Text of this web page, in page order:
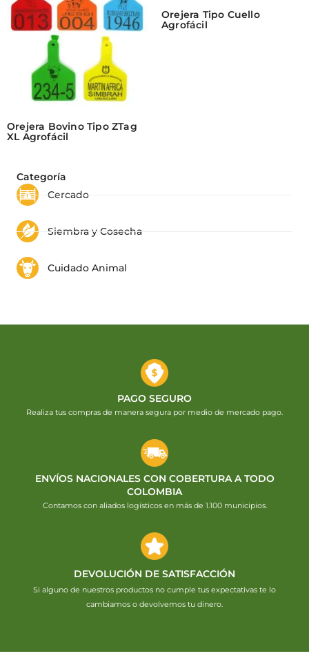
Categoría
Cercado
Siembra y Cosecha
Cuidado Animal
Orejera Bovino Tipo ZTag
XL Agrofácil
Orejera Tipo Cuello
Agrofácil
PAGO SEGURO
Realiza tus compras de manera segura por medio de mercado pago.
ENVÍOS NACIONALES CON COBERTURA A TODO
COLOMBIA
Contamos con aliados logísticos en más de 1.100 municipios.
DEVOLUCIÓN DE SATISFACCIÓN
Si alguno de nuestros productos no cumple tus expectativas te lo
cambiamos o devolvemos tu dinero.